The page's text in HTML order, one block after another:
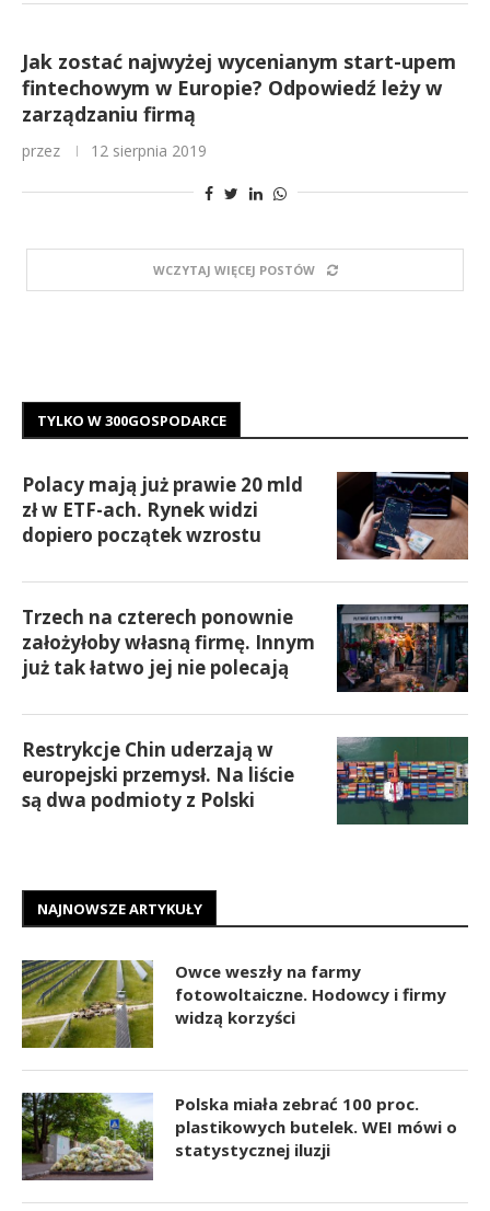
Jak zostać najwyżej wycenianym start-upem
fintechowym w Europie? Odpowiedź leży w
zarządzaniu firmą
przez 12 sierpnia 2019
WCZYTAJ WIĘCEJ POSTÓW
TYLKO W 300GOSPODARCE
Polacy mają już prawie 20 mld
zł w ETF-ach. Rynek widzi
dopiero początek wzrostu
Trzech na czterech ponownie
założyłoby własną firmę. Innym
już tak łatwo jej nie polecają
Restrykcje Chin uderzają w
europejski przemysł. Na liście
są dwa podmioty z Polski
NAJNOWSZE ARTYKUŁY
Owce weszły na farmy
fotowoltaiczne. Hodowcy i firmy
widzą korzyści
Polska miała zebrać 100 proc.
plastikowych butelek. WEI mówi o
statystycznej iluzji